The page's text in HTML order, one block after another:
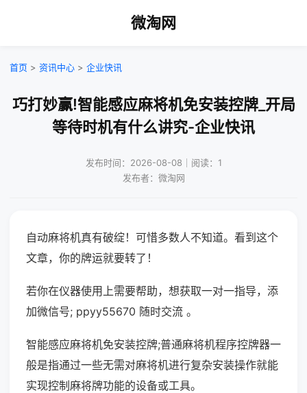
微淘网
首页 > 资讯中心 > 企业快讯
巧打妙赢!智能感应麻将机免安装控牌_开局
等待时机有什么讲究-企业快讯
发布时间：2026-08-08｜阅读：1
发布者：微淘网
自动麻将机真有破绽！可惜多数人不知道。看到这个
文章，你的牌运就要转了！
若你在仪器使用上需要帮助，想获取一对一指导，添
加微信号; ppyy55670 随时交流 。
智能感应麻将机免安装控牌;普通麻将机程序控牌器一
般是指通过一些无需对麻将机进行复杂安装操作就能
实现控制麻将牌功能的设备或工具。